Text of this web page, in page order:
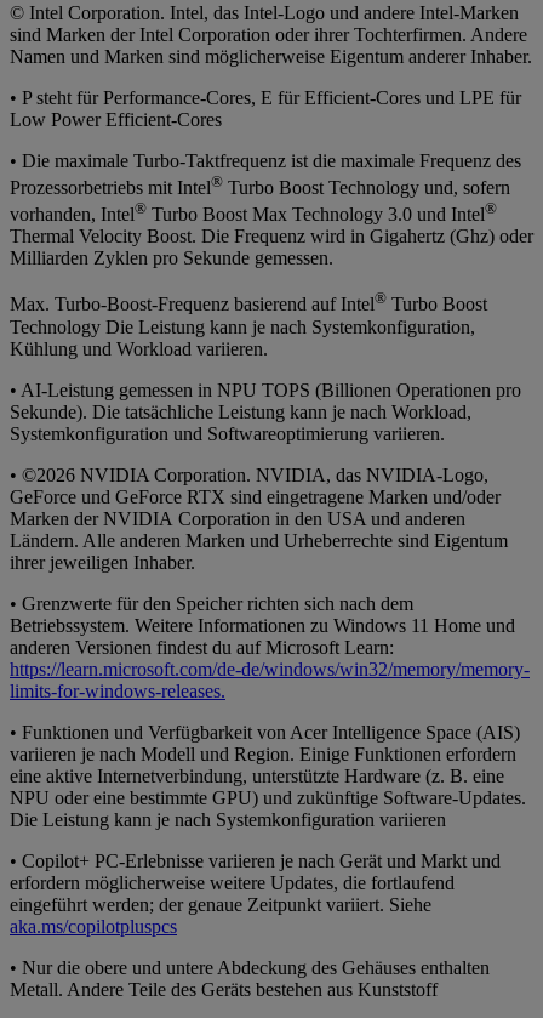
© Intel Corporation. Intel, das Intel-Logo und andere Intel-Marken
sind Marken der Intel Corporation oder ihrer Tochterfirmen. Andere
Namen und Marken sind möglicherweise Eigentum anderer Inhaber.
• P steht für Performance-Cores, E für Efficient-Cores und LPE für
Low Power Efficient-Cores
• Die maximale Turbo-Taktfrequenz ist die maximale Frequenz des
Prozessorbetriebs mit Intel® Turbo Boost Technology und, sofern
vorhanden, Intel® Turbo Boost Max Technology 3.0 und Intel®
Thermal Velocity Boost. Die Frequenz wird in Gigahertz (Ghz) oder
Milliarden Zyklen pro Sekunde gemessen.
Max. Turbo-Boost-Frequenz basierend auf Intel® Turbo Boost
Technology Die Leistung kann je nach Systemkonfiguration,
Kühlung und Workload variieren.
• AI-Leistung gemessen in NPU TOPS (Billionen Operationen pro
Sekunde). Die tatsächliche Leistung kann je nach Workload,
Systemkonfiguration und Softwareoptimierung variieren.
• ©2026 NVIDIA Corporation. NVIDIA, das NVIDIA-Logo,
GeForce und GeForce RTX sind eingetragene Marken und/oder
Marken der NVIDIA Corporation in den USA und anderen
Ländern. Alle anderen Marken und Urheberrechte sind Eigentum
ihrer jeweiligen Inhaber.
• Grenzwerte für den Speicher richten sich nach dem
Betriebssystem. Weitere Informationen zu Windows 11 Home und
anderen Versionen findest du auf Microsoft Learn:
https://learn.microsoft.com/de-de/windows/win32/memory/memory-
limits-for-windows-releases.
• Funktionen und Verfügbarkeit von Acer Intelligence Space (AIS)
variieren je nach Modell und Region. Einige Funktionen erfordern
eine aktive Internetverbindung, unterstützte Hardware (z. B. eine
NPU oder eine bestimmte GPU) und zukünftige Software-Updates.
Die Leistung kann je nach Systemkonfiguration variieren
• Copilot+ PC-Erlebnisse variieren je nach Gerät und Markt und
erfordern möglicherweise weitere Updates, die fortlaufend
eingeführt werden; der genaue Zeitpunkt variiert. Siehe
aka.ms/copilotpluspcs
• Nur die obere und untere Abdeckung des Gehäuses enthalten
Metall. Andere Teile des Geräts bestehen aus Kunststoff